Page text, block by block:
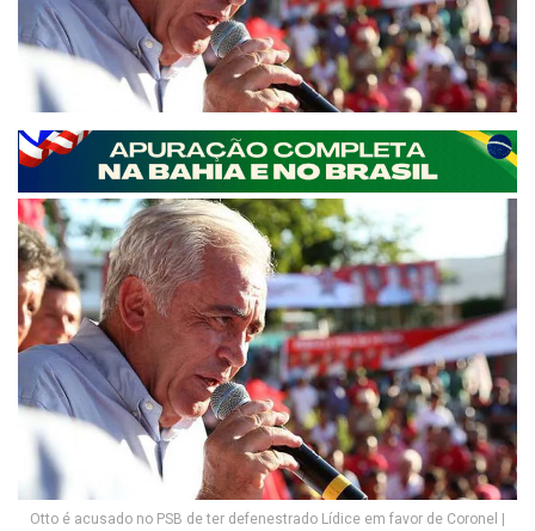
Otto é acusado no PSB de ter defenestrado Lídice em favor de Coronel |